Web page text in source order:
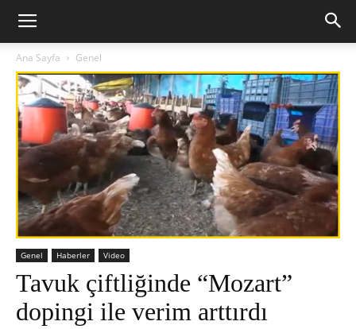
Ana Sayfa Genel
Genel Haberler Video
Tavuk çiftliğinde “Mozart”
dopingi ile verim arttırdı